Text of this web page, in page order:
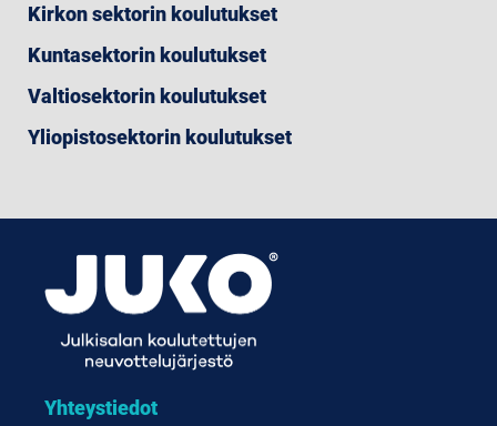
Kirkon sektorin koulutukset
Kuntasektorin koulutukset
Valtiosektorin koulutukset
Yliopistosektorin koulutukset
Yhteystiedot